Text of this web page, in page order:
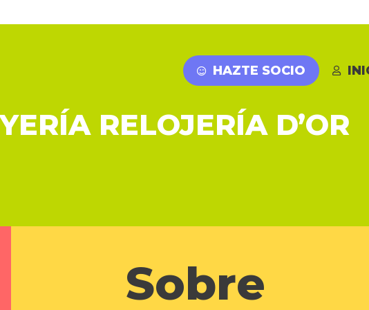
HAZTE SOCIO
RELOJERÍA D’OR
Sobre